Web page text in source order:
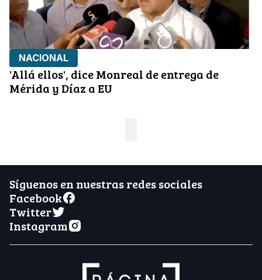
NACIONAL
'Allá ellos', dice Monreal de entrega de
Mérida y Díaz a EU
Síguenos en nuestras redes sociales
Facebook
Twitter
Instagram